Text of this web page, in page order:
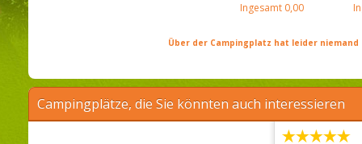
Ingesamt 0,00
Über der Campingplatz hat leider
Campingplätze, die Sie könnten auch interessieren